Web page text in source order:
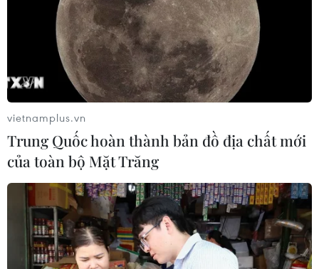
có thể khiến Bắc Kinh phải trả giá, vì nó thúc đẩy tình
trạng tháo vốn khỏi thị trường nước này.
vietnamplus.vn
Trung Quốc hoàn thành bản đồ địa chất mới
của toàn bộ Mặt Trăng